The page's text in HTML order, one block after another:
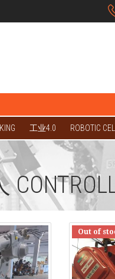
工业4.0 ROBOTIC
Out of